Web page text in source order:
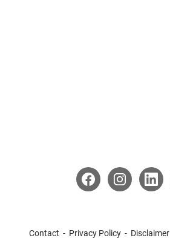
Contact Privacy Policy Disclaimer